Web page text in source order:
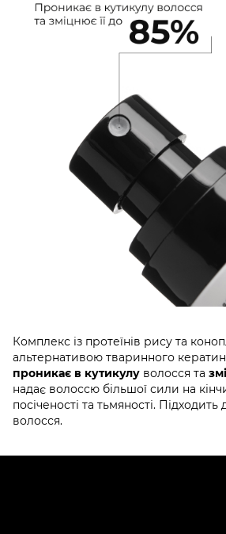
Комплекс із протеїнів рису та
альтернативою тваринного
проникає в кутикулу волосся та
надає волоссю більшої сили на
посіченості та тьмяності. Підходить
волосся.